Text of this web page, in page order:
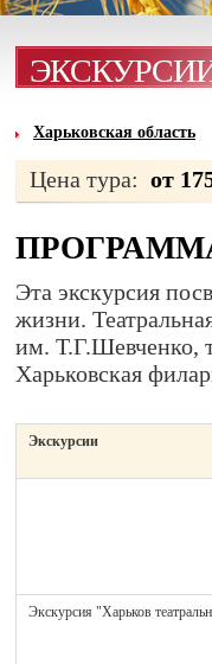
Харьковская область
Цена тура: от
Эта экскурсия
жизни.
им. Т.Г.Шевченко,
Харьковская
Экскурсии
Экскурсия "Харьков